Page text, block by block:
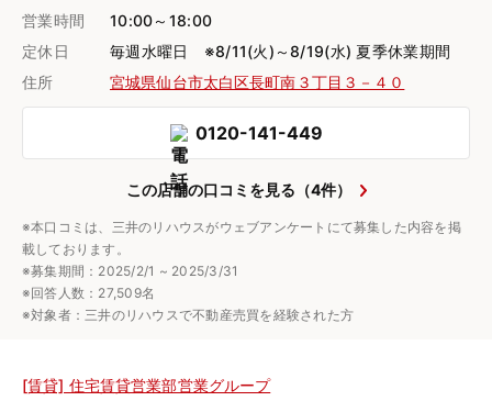
営業時間
10:00～18:00
定休日
毎週水曜日 ※8/11(火)～8/19(水) 夏季休業期間
住所
宮城県仙台市太白区長町南３丁目３－４０
0120-141-449
この店舗の口コミを見る（4件）
※本口コミは、三井のリハウスがウェブアンケートにて募集した内容を掲
載しております。
※募集期間：2025/2/1 ~ 2025/3/31
※回答人数：27,509名
※対象者：三井のリハウスで不動産売買を経験された方
[賃貸] 住宅賃貸営業部営業グループ